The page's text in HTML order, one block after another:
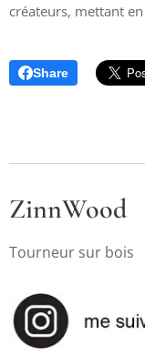
créateurs, mettant
Share
ZinnWood
Tourneur sur bois